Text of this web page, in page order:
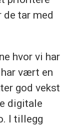
tar med
hvor vi har
vært en
god vekst
digitale
I tillegg